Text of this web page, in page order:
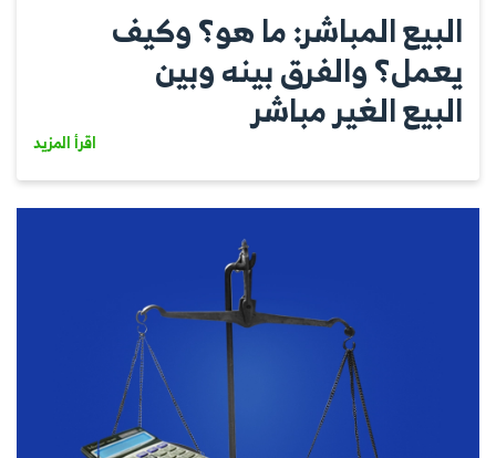
البيع المباشر: ما هو؟ وكيف
يعمل؟ والفرق بينه وبين
البيع الغير مباشر
اقرأ المزيد